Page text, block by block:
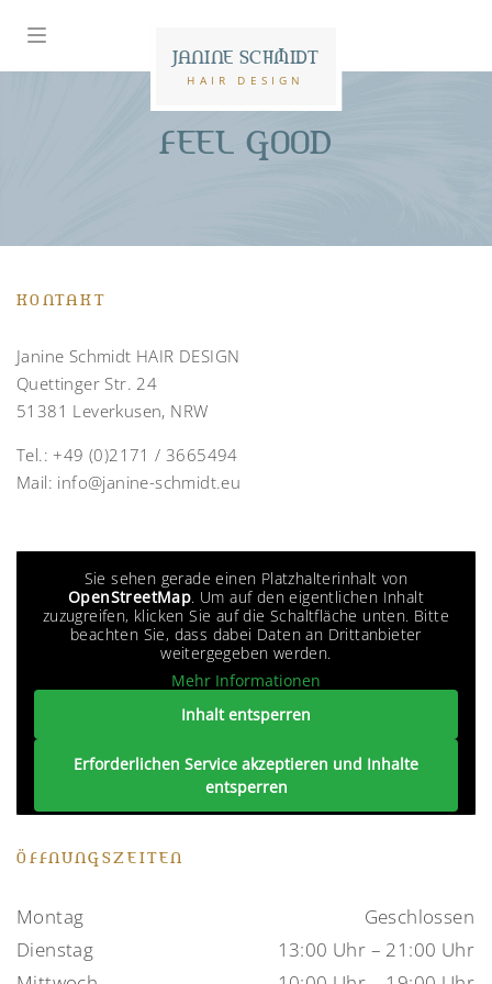
JANINE SCHMIDT
HAIR DESIGN
FEEL GOOD
KONTAKT
Janine Schmidt HAIR DESIGN
Quettinger Str. 24
51381 Leverkusen, NRW
Tel.:+49 (0)2171 / 3665494
Mail: info@janine-schmidt.eu
Sie sehen gerade einen Platzhalterinhalt von
OpenStreetMap. Um auf den eigentlichen Inhalt
zuzugreifen, klicken Sie auf die Schaltfläche unten. Bitte
beachten Sie, dass dabei Daten an Drittanbieter
weitergegeben werden.
Mehr Informationen
Inhalt entsperren
Erforderlichen Service akzeptieren und Inhalte
entsperren
ÖFFNUNGSZEITEN
Montag
Geschlossen
Dienstag
13:00 Uhr – 21:00 Uhr